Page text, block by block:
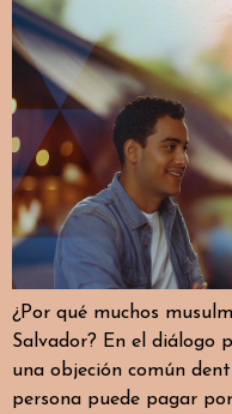
¿Por qué muchos
Salvador? En el diálogo
una objeción común
persona puede pagar